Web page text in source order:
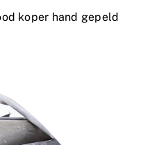
koper hand gepeld